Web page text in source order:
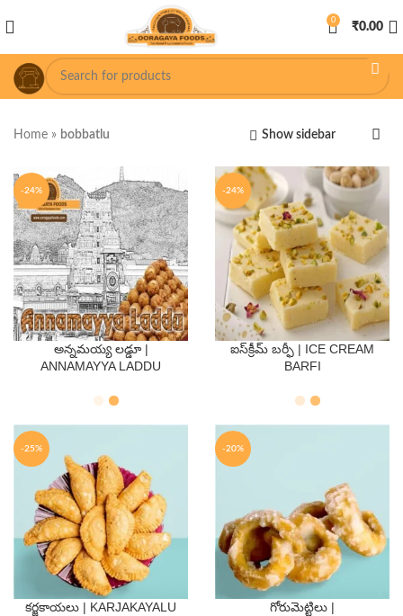
0
₹0.00
Home » bobbatlu Show sidebar
-24%
QTY
అన్నమయ్య లడ్డూ |
ANNAMAYYA LADDU
-24%
QTY
ఐస్‌క్రీమ్ బర్ఫీ | ICE CREAM
BARFI
-25%
కర్జకాయలు | KARJAKAYALU
-20%
గోరుమెట్టిలు |